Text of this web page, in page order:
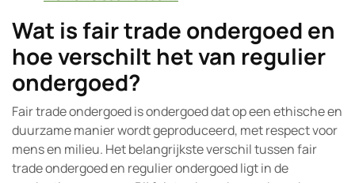
Wat is fair trade ondergoed en
hoe verschilt het van regulier
ondergoed?
Fair trade ondergoed is ondergoed dat op een ethische en
duurzame manier wordt geproduceerd, met respect voor
mens en milieu. Het belangrijkste verschil tussen fair
trade ondergoed en regulier ondergoed ligt in de